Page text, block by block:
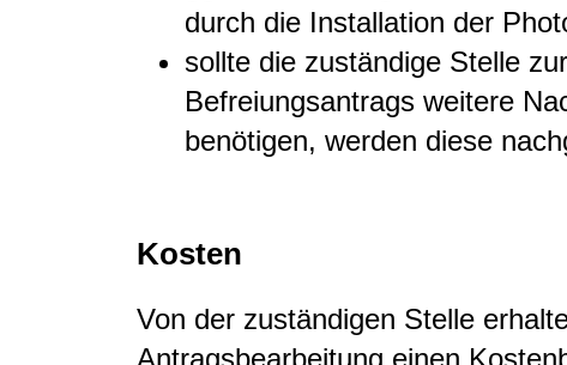
durch die Installation der
sollte die zuständige Stelle
Befreiungsantrags weitere
benötigen, werden diese
Kosten
Von der zuständigen Stelle
Antragsbearbeitung einen